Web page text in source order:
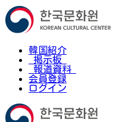
韓国紹介
掲示板
報道資料
会員登録
ログイン